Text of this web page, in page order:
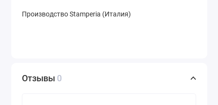
Производство Stamperia (Италия)
Отзывы 0